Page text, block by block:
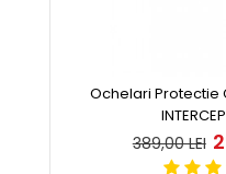
-15%
Ochelari Protectie
389,00 LEI